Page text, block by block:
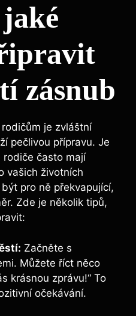
zásnub
je zvláštní
pečlivou přípravu. Je
často mají
vašich životních
pro ně překvapující,
Zde je několik tipů,
Začněte s
Můžete říct něco
krásnou zprávu!“ To
očekávání.